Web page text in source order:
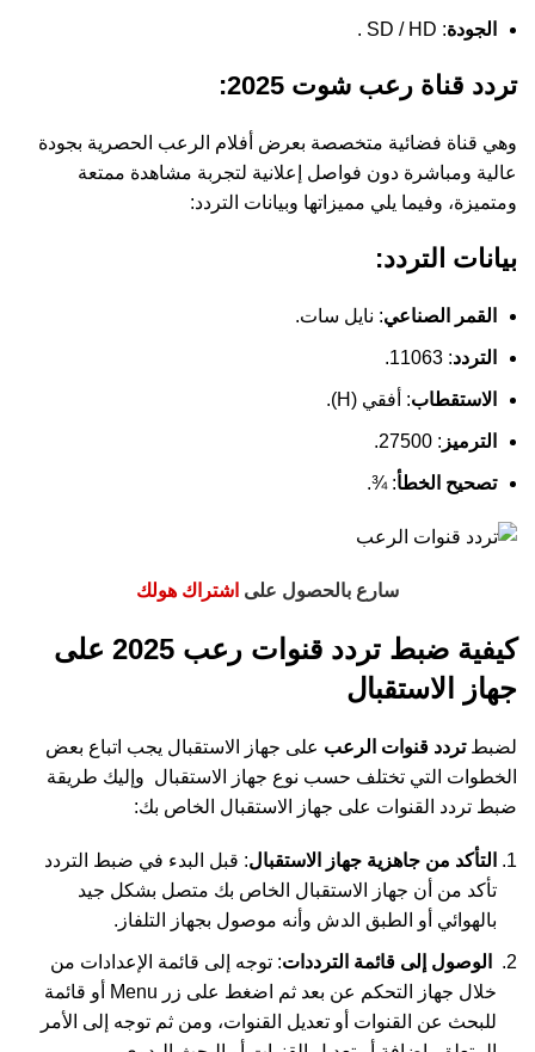
الجودة: SD / HD .
تردد قناة رعب شوت 2025:
وهي قناة فضائية متخصصة بعرض أفلام الرعب الحصرية بجودة
عالية ومباشرة دون فواصل إعلانية لتجربة مشاهدة ممتعة
ومتميزة، وفيما يلي مميزاتها وبيانات التردد:
بيانات التردد:
القمر الصناعي: نايل سات.
التردد: 11063.
الاستقطاب: أفقي (H).
الترميز : 27500.
تصحيح الخطأ: ¾.
سارع بالحصول على اشتراك هولك
كيفية ضبط تردد قنوات رعب 2025 على
جهاز الاستقبال
لضبطتردد قنوات الرعب على جهاز الاستقبال يجب اتباع بعض
الخطوات التي تختلف حسب نوع جهاز الاستقبال وإليك طريقة
ضبط تردد القنوات على جهاز الاستقبال الخاص بك:
التأكد من جاهزية جهاز الاستقبال: قبل البدء في ضبط التردد
تأكد من أن جهاز الاستقبال الخاص بك متصل بشكل جيد
بالهوائي أو الطبق الدش وأنه موصول بجهاز التلفاز.
الوصول إلى قائمة الترددات: توجه إلى قائمة الإعدادات من
خلال جهاز التحكم عن بعد ثم اضغط على زر Menu أو قائمة
للبحث عن القنوات أو تعديل القنوات، ومن ثم توجه إلى الأمر